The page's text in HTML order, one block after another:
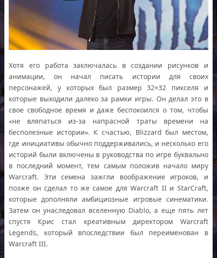
Хотя его работа заключалась в создании рисунков и
анимации, он начал писать истории для своих
персонажей, у которых был размер 32×32 пикселя и
которые выходили далеко за рамки игры. Он делал это в
свое свободное время и даже беспокоился о том, чтобы
«не вляпаться из-за напрасной траты времени на
бесполезные истории». К счастью, Blizzard был местом,
где инициативы обычно поддерживались, и несколько его
историй были включены в руководства по игре буквально
в последний момент, тем самым положив начало миру
Warcraft. Эти семена зажгли воображение игроков, и
позже он сделал то же самое для Warcraft II и StarCraft,
которые дополняли амбициозные игровые синематики.
Затем он унаследовал вселенную Diablo, а еще пять лет
спустя Крис стал креативным директором Warcraft
Legends, который впоследствии был переименован в
Warcraft III.